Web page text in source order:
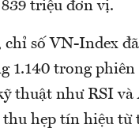
triệu đơn vị.
chỉ số VN-Index
1.140 trong
thuật như RSI
thu hẹp tín hiệu từ